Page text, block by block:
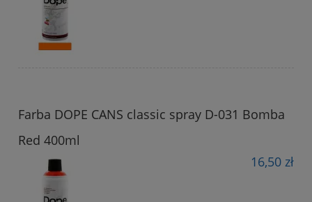
Farba DOPE CANS classic spray D-031 Bomba
Red 400ml
16,50 zł